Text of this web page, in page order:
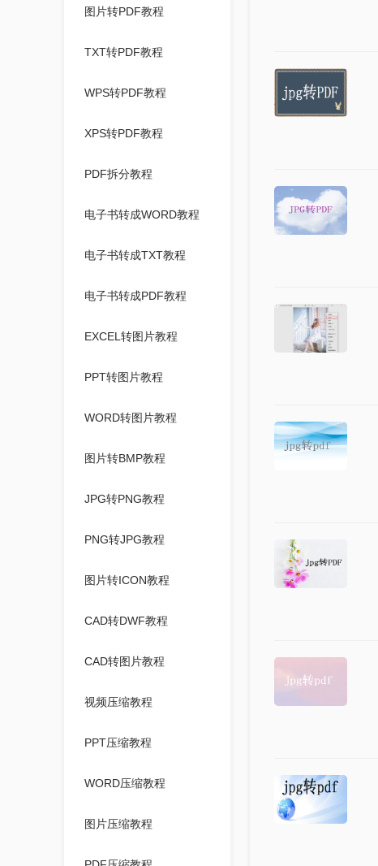
图片转PDF教程
TXT转PDF教程
WPS转PDF教程
XPS转PDF教程
PDF拆分教程
电子书转成WORD教程
电子书转成TXT教程
电子书转成PDF教程
EXCEL转图片教程
PPT转图片教程
WORD转图片教程
图片转BMP教程
JPG转PNG教程
PNG转JPG教程
图片转ICON教程
CAD转DWF教程
CAD转图片教程
视频压缩教程
PPT压缩教程
WORD压缩教程
图片压缩教程